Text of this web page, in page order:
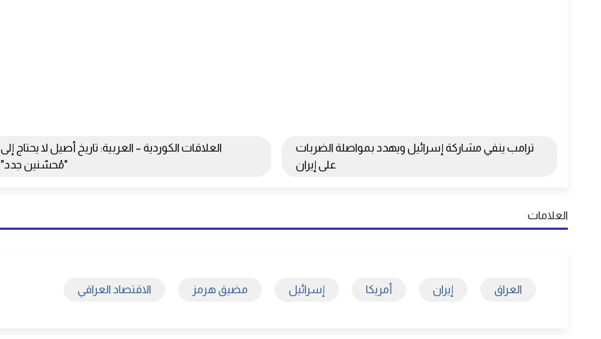
ترامب ينفي مشاركة إسرائيل ويهدد بمواصلة الضربات
على إيران
العلاقات الكوردية – العربية: تاريخ أصيل لا يحتاج إلى
"مُحسّنين جدد"
العلامات
العراق إيران أمريكا إسرائيل مضيق هرمز الاقتصاد العراقي